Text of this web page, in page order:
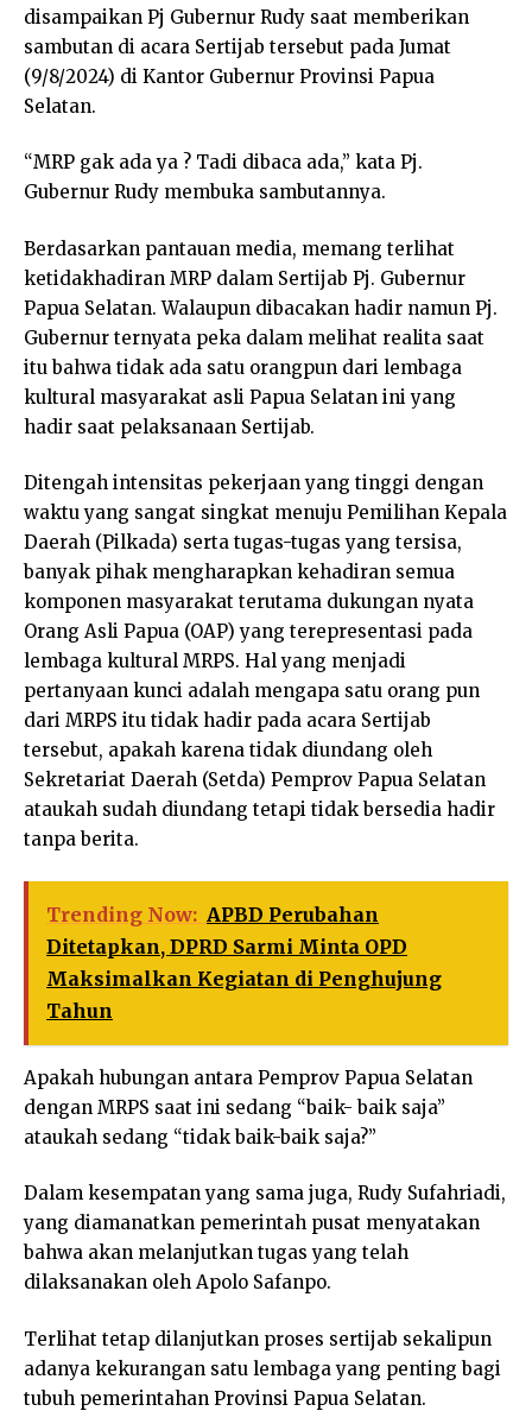
disampaikan Pj Gubernur Rudy saat memberikan
sambutan di acara Sertijab tersebut pada Jumat
(9/8/2024) di Kantor Gubernur Provinsi Papua
Selatan.
“MRP gak ada ya ? Tadi dibaca ada,” kata Pj.
Gubernur Rudy membuka sambutannya.
Berdasarkan pantauan media, memang terlihat
ketidakhadiran MRP dalam Sertijab Pj. Gubernur
Papua Selatan. Walaupun dibacakan hadir namun Pj.
Gubernur ternyata peka dalam melihat realita saat
itu bahwa tidak ada satu orangpun dari lembaga
kultural masyarakat asli Papua Selatan ini yang
hadir saat pelaksanaan Sertijab.
Ditengah intensitas pekerjaan yang tinggi dengan
waktu yang sangat singkat menuju Pemilihan Kepala
Daerah (Pilkada) serta tugas-tugas yang tersisa,
banyak pihak mengharapkan kehadiran semua
komponen masyarakat terutama dukungan nyata
Orang Asli Papua (OAP) yang terepresentasi pada
lembaga kultural MRPS. Hal yang menjadi
pertanyaan kunci adalah mengapa satu orang pun
dari MRPS itu tidak hadir pada acara Sertijab
tersebut, apakah karena tidak diundang oleh
Sekretariat Daerah (Setda) Pemprov Papua Selatan
ataukah sudah diundang tetapi tidak bersedia hadir
tanpa berita.
Trending Now: APBD Perubahan
Ditetapkan, DPRD Sarmi Minta OPD
Maksimalkan Kegiatan di Penghujung
Tahun
Apakah hubungan antara Pemprov Papua Selatan
dengan MRPS saat ini sedang “baik- baik saja”
ataukah sedang “tidak baik-baik saja?”
Dalam kesempatan yang sama juga, Rudy Sufahriadi,
yang diamanatkan pemerintah pusat menyatakan
bahwa akan melanjutkan tugas yang telah
dilaksanakan oleh Apolo Safanpo.
Terlihat tetap dilanjutkan proses sertijab sekalipun
adanya kekurangan satu lembaga yang penting bagi
tubuh pemerintahan Provinsi Papua Selatan.